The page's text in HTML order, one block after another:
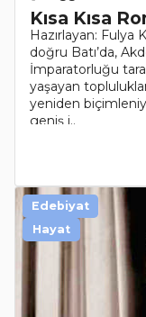
Kısa Kısa
Hazırlayan: Fulya
doğru Batı’da,
İmparatorluğu
yaşayan
yeniden
geniş i..
Edebiyat
Hayat